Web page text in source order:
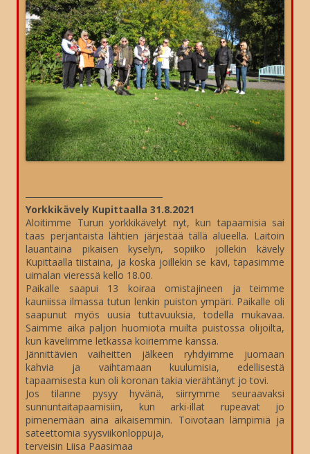
Yorkkikävely Kupittaalla 31.8.2021
Aloitimme Turun yorkkikävelyt nyt, kun tapaamisia sai
taas perjantaista lähtien järjestää tällä alueella. Laitoin
lauantaina pikaisen kyselyn, sopiiko jollekin kävely
Kupittaalla tiistaina, ja koska joillekin se kävi, tapasimme
uimalan vieressä kello 18.00.
Paikalle saapui 13 koiraa omistajineen ja teimme
kauniissa ilmassa tutun lenkin puiston ympäri. Paikalle oli
saapunut myös uusia tuttavuuksia, todella mukavaa.
Saimme aika paljon huomiota muilta puistossa olijoilta,
kun kävelimme letkassa koiriemme kanssa.
Jännittävien vaiheitten jälkeen ryhdyimme juomaan
kahvia ja vaihtamaan kuulumisia, edellisestä
tapaamisesta kun oli koronan takia vierähtänyt jo tovi.
Jos tilanne pysyy hyvänä, siirrymme seuraavaksi
sunnuntaitapaamisiin, kun arki-illat rupeavat jo
pimenemään aina aikaisemmin. Toivotaan lämpimiä ja
sateettomia syysviikonloppuja,
terveisin Liisa Paasimaa